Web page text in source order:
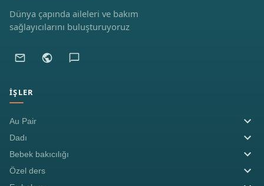
Dünya çapında aileleri ve bakım
sağlayıcılarını buluşturuyoruz
İŞLER
Au Pair
Dadı
Bebek bakıcılığı
Özel ders